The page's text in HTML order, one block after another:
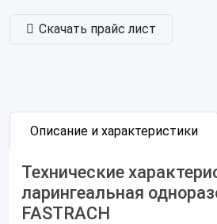
Скачать прайс лист
Описание и характеристики
Технические
ларингеальная
FASTRACH